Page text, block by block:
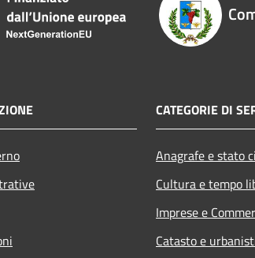
CATEGORIE DI
Anagrafe e stato
Cultura e tempo
Imprese e
Catasto e